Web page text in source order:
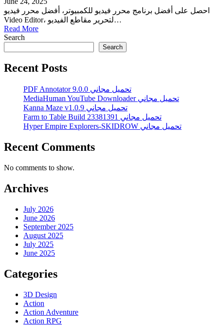
احصل على أفضل برنامج محرر فيديو للكمبيوتر، أفضل محرر فيديو
Video Editor، لتحرير مقاطع الفيديو…
Read More
Search
Search
Recent Posts
PDF Annotator 9.0.0 تحميل مجاني
MediaHuman YouTube Downloader تحميل مجاني
Kanna Maze v1.0.9 تحميل مجاني
Farm to Table Build 23381391 تحميل مجاني
Hyper Empire Explorers-SKIDROW تحميل مجاني
Recent Comments
No comments to show.
Archives
July 2026
June 2026
September 2025
August 2025
July 2025
June 2025
Categories
3D Design
Action
Action Adventure
Action RPG